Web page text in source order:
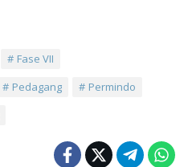
Fase VII
Pedagang
Permindo